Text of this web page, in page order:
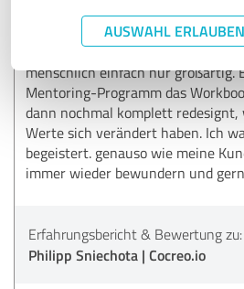
AUSWAHL ERLAUBEN
Ich kann Philipp uneingeschränkt
ein Designer mit einem ganz
Begeisterung für seine Arbeit,
menschlich einfach nur großartig.
Mentoring-Programm das
dann nochmal komplett
Werte sich verändert haben. Ich
begeistert. genauso wie meine
immer wieder bewundern und
Erfahrungsbericht & Bewertung zu:
Philipp Sniechota | Cocreo.io